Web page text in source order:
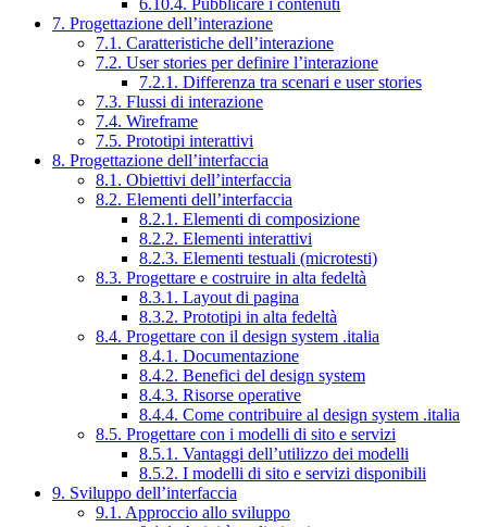
6.10.4. Pubblicare i contenuti
7. Progettazione dell’interazione
7.1. Caratteristiche dell’interazione
7.2. User stories per definire l’interazione
7.2.1. Differenza tra scenari e user stories
7.3. Flussi di interazione
7.4. Wireframe
7.5. Prototipi interattivi
8. Progettazione dell’interfaccia
8.1. Obiettivi dell’interfaccia
8.2. Elementi dell’interfaccia
8.2.1. Elementi di composizione
8.2.2. Elementi interattivi
8.2.3. Elementi testuali (microtesti)
8.3. Progettare e costruire in alta fedeltà
8.3.1. Layout di pagina
8.3.2. Prototipi in alta fedeltà
8.4. Progettare con il design system .italia
8.4.1. Documentazione
8.4.2. Benefici del design system
8.4.3. Risorse operative
8.4.4. Come contribuire al design system .italia
8.5. Progettare con i modelli di sito e servizi
8.5.1. Vantaggi dell’utilizzo dei modelli
8.5.2. I modelli di sito e servizi disponibili
9. Sviluppo dell’interfaccia
9.1. Approccio allo sviluppo